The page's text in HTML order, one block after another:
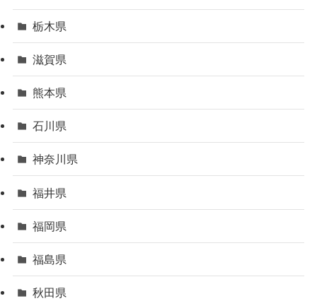
栃木県
滋賀県
熊本県
石川県
神奈川県
福井県
福岡県
福島県
秋田県